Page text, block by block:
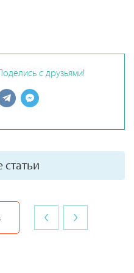
с друзьями!
‹ ›